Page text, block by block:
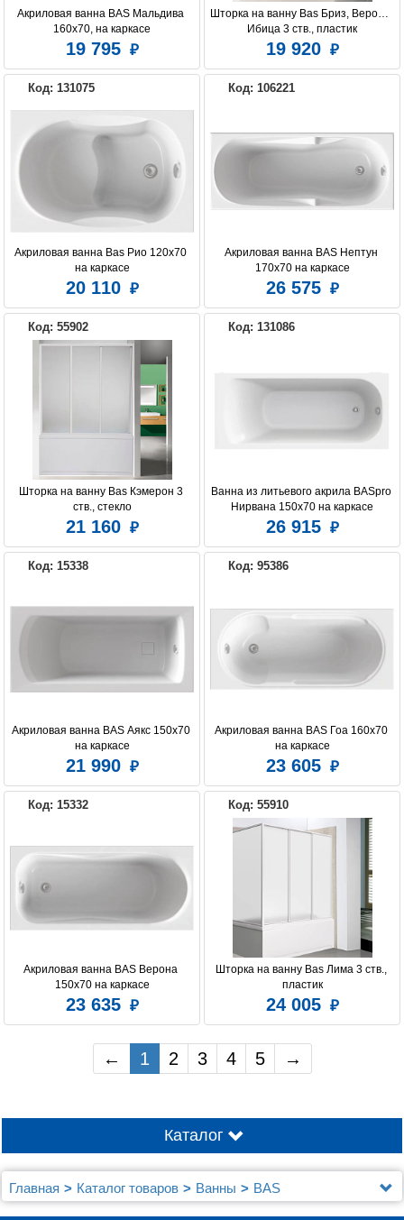
Акриловая ванна BAS Мальдива
160x70, на каркасе
19 795
Шторка на ванну Bas Бриз, Верона,
Ибица 3 ств., пластик
19 920
Код: 131075
Акриловая ванна Bas Рио 120х70
на каркасе
20 110
Код: 106221
Акриловая ванна BAS Нептун
170x70 на каркасе
26 575
Код: 55902
Шторка на ванну Bas Кэмерон 3
ств., стекло
21 160
Код: 131086
Ванна из литьевого акрила BASpro
Нирвана 150х70 на каркасе
26 915
Код: 15338
Акриловая ванна BAS Аякс 150x70
на каркасе
21 990
Код: 95386
Акриловая ванна BAS Гоа 160x70
на каркасе
23 605
Код: 15332
Акриловая ванна BAS Верона
150х70 на каркасе
23 635
Код: 55910
Шторка на ванну Bas Лима 3 ств.,
пластик
24 005
← 1 2 3 4 5 →
Каталог
Главная Каталог товаров Ванны BAS